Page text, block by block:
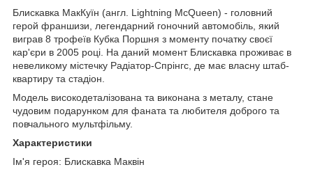
Блискавка МакКуїн (англ. Lightning McQueen) - головний
герой франшизи, легендарний гоночний автомобіль, який
виграв 8 трофеїв Кубка Поршня з моменту початку своєї
кар'єри в 2005 році. На даний момент Блискавка проживає в
невеликому містечку Радіатор-Спрінгс, де має власну штаб-
квартиру та стадіон.
Модель високодеталізована та виконана з металу, стане
чудовим подарунком для фаната та любителя доброго та
повчального мультфільму.
Характеристики
Ім'я героя: Блискавка Маквін